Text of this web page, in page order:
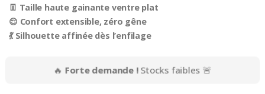
👖 Taille haute gainante ventre plat
😌 Confort extensible, zéro gêne
💃 Silhouette affinée dès l’enfilage
🔥Forte demande !Stocks faibles 🚨